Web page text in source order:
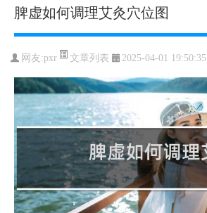
脾虚如何调理艾灸穴位图
网友:pxr 文章列表 2025-04-01 19:50:35